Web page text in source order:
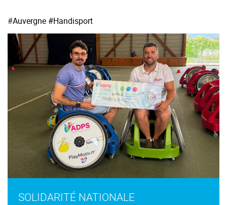
#Auvergne #Handisport
SOLIDARITÉ NATIONALE